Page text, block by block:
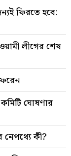
ফিরতে হবে:
লীগের শেষ
ঘোষণার
নেপথ্যে কী?